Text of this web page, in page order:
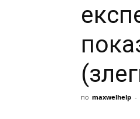
по maxwelhelp -